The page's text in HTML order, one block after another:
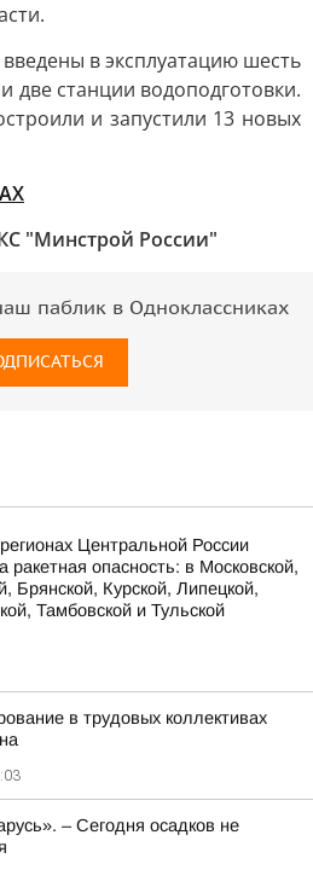
в эксплуатацию шесть
две станции водоподготовки.
и запустили 13 новых
"Минстрой России"
паблик в Одноклассниках
Центральной России
ракетная опасность: в Московской,
Брянской, Курской, Липецкой,
Тамбовской и Тульской
в трудовых коллективах
– Сегодня осадков не